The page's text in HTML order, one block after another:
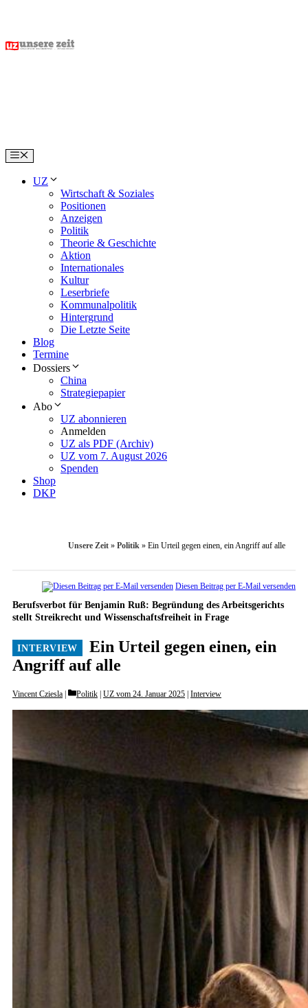
content
Menu
UZ
Wirtschaft & Soziales
Positionen
Anzeigen
Politik
Theorie & Geschichte
Aktion
Internationales
Kultur
Leserbriefe
Kommunalpolitik
Hintergrund
Die Letzte Seite
Blog
Termine
Dossiers
China
Strategiepapier
Abo
UZ abonnieren
Anmelden
UZ als PDF (Archiv)
UZ vom 7. August 2026
Spenden
Shop
DKP
Unsere Zeit » Politik » Ein Urteil gegen einen, ein Angriff auf alle
Diesen Beitrag per E-Mail versenden
Berufsverbot für Benjamin Ruß: Begründung des Arbeitsgerichts
stellt Streikrecht und Wissenschaftsfreiheit in Frage
Ein Urteil gegen einen, ein
Angriff auf alle
Vincent Cziesla Categories
Politik UZ vom 24. Januar 2025 Interview